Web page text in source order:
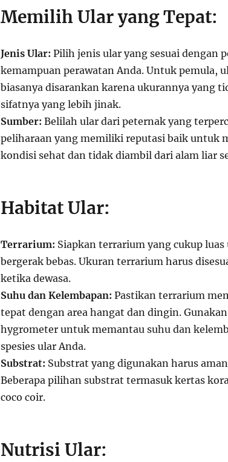
Memilih Ular yang Tepat:
Jenis Ular: Pilih jenis ular yang sesuai dengan
kemampuan perawatan Anda. Untuk pemula,
biasanya disarankan karena ukurannya yang
sifatnya yang lebih jinak.
Sumber: Belilah ular dari peternak yang
peliharaan yang memiliki reputasi baik untuk
kondisi sehat dan tidak diambil dari alam liar
Habitat Ular:
Terrarium: Siapkan terrarium yang cukup
bergerak bebas. Ukuran terrarium harus
ketika dewasa.
Suhu dan Kelembapan: Pastikan terrarium
tepat dengan area hangat dan dingin.
hygrometer untuk memantau suhu dan
spesies ular Anda.
Substrat: Substrat yang digunakan harus
Beberapa pilihan substrat termasuk kertas
coco coir.
Nutrisi Ular: